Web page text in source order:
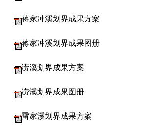
蒋家冲溪划界成果方案
蒋家冲溪划界成果图册
涝溪划界成果方案
涝溪划界成果图册
雷家溪划界成果方案